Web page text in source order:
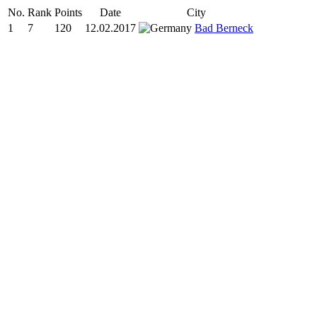
No. Rank Points Date
City
1
7 120 12.02.2017 Bad Berneck